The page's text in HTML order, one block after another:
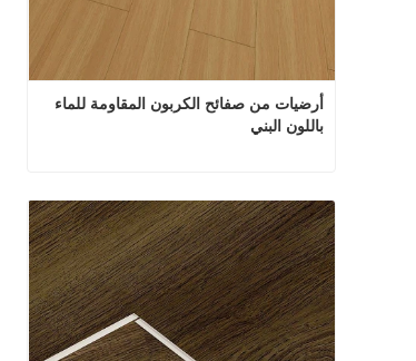
باللون البني
أرضيات من صفائح الكربون المقاومة للماء باللون البني
اتصل الآن